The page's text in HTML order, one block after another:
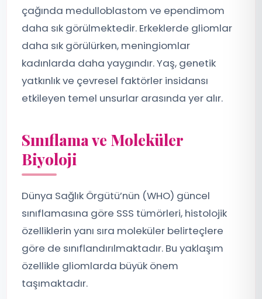
çağında medulloblastom ve ependimom
daha sık görülmektedir. Erkeklerde gliomlar
daha sık görülürken, meningiomlar
kadınlarda daha yaygındır. Yaş, genetik
yatkınlık ve çevresel faktörler insidansı
etkileyen temel unsurlar arasında yer alır.
Sınıflama ve Moleküler
Biyoloji
Dünya Sağlık Örgütü’nün (WHO) güncel
sınıflamasına göre SSS tümörleri, histolojik
özelliklerin yanı sıra moleküler belirteçlere
göre de sınıflandırılmaktadır. Bu yaklaşım
özellikle gliomlarda büyük önem
taşımaktadır.